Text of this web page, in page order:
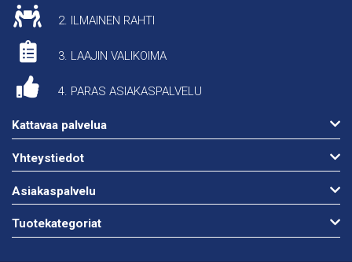
2. ILMAINEN RAHTI
3. LAAJIN VALIKOIMA
4. PARAS ASIAKASPALVELU
Kattavaa palvelua
Yhteystiedot
Asiakaspalvelu
Tuotekategoriat